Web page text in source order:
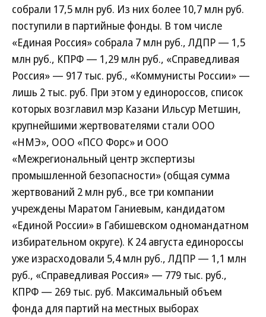
собрали 17,5 млн руб. Из них более 10,7 млн руб.
поступили в партийные фонды. В том числе
«Единая Россия» собрала 7 млн руб., ЛДПР — 1,5
млн руб., КПРФ — 1,29 млн руб., «Справедливая
Россия» — 917 тыс. руб., «Коммунисты России» —
лишь 2 тыс. руб. При этом у единороссов, список
которых возглавил мэр Казани Ильсур Метшин,
крупнейшими жертвователями стали ООО
«НМЭ», ООО «ПСО Форс» и ООО
«Межрегиональный центр экспертизы
промышленной безопасности» (общая сумма
жертвований 2 млн руб., все три компании
учреждены Маратом Ганиевым, кандидатом
«Единой России» в Габишевском одномандатном
избирательном округе). К 24 августа единороссы
уже израсходовали 5,4 млн руб., ЛДПР — 1,1 млн
руб., «Справедливая Россия» — 779 тыс. руб.,
КПРФ — 269 тыс. руб. Максимальный объем
фонда для партий на местных выборах